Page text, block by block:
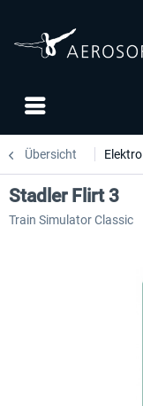
Übersicht Elektro
Stadler Flirt 3
Train Simulator Classic